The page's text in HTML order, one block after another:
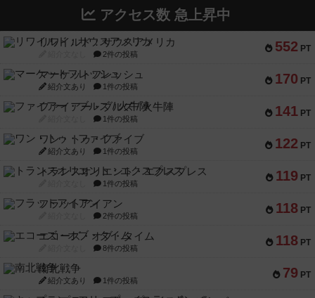
アクセス数 急上昇中
552 PT
リワイルド：サウスアメリカ
2件の投稿
170 PT
マーケットフレッシュ
紹介文あり 1件の投稿
141 PT
ファイアー・ブルズ / 火牛陣
1件の投稿
122 PT
ワン・トゥ・ファイブ
紹介文あり 1件の投稿
119 PT
トランスオリエント・エクスプレス
1件の投稿
118 PT
フラットアイアン
2件の投稿
118 PT
エコーズ・オブ・タイム
8件の投稿
79 PT
南北戦争
紹介文あり 1件の投稿